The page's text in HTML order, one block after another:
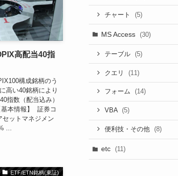
高配当40指
構成銘柄のう
高い40銘柄により
指数（配当込み）
本情報】 証券コ
セットマネジメン
...
ETF/ETN銘柄(東証)
チャート (5)
MS Access (30)
テーブル (5)
クエリ (11)
フォーム (14)
VBA (5)
便利技・その他 (8)
etc (11)